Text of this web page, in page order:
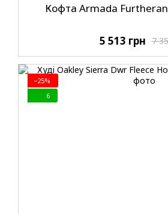
Кофта Armada
7
5 513 грн
−25%
6